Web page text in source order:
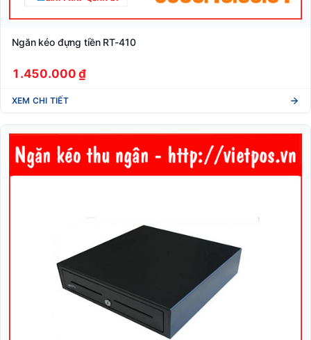
Ngăn kéo đựng tiền RT-410
1.450.000 ₫
XEM CHI TIẾT